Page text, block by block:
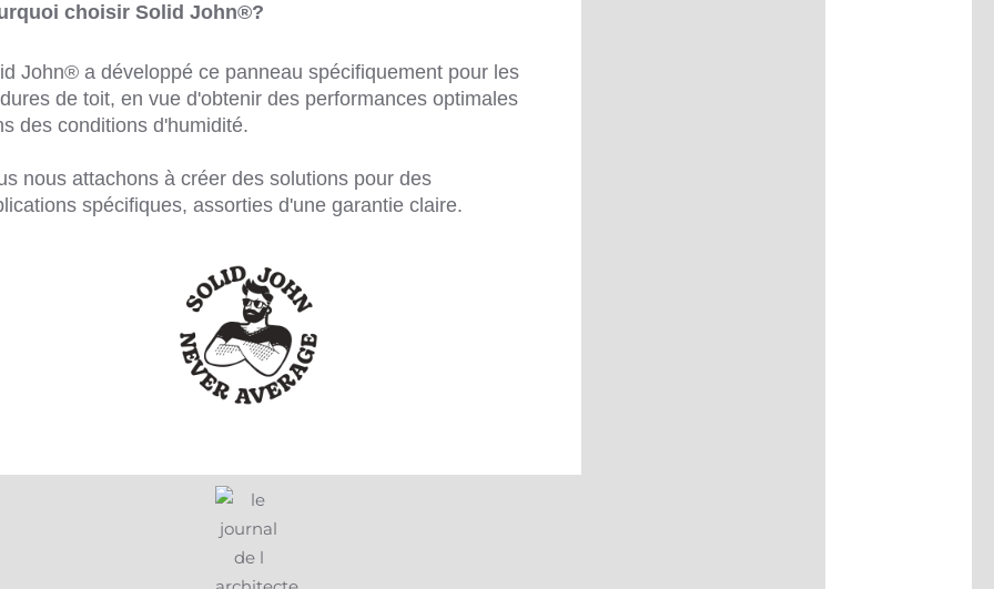
choisir Solid John®?
John® a développé ce panneau spécifiquement pour les
de toit, en vue d'obtenir des performances optimales
des conditions d'humidité.
nous attachons à créer des solutions pour des
spécifiques, assorties d'une garantie claire.